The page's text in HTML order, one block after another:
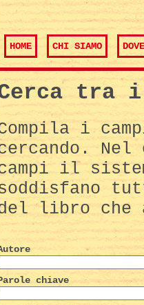
HOME CHI SIAMO
tra
i
il
libro che
chiave